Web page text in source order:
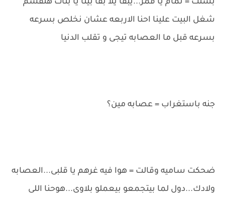
بسنت = تمام يا قمر...يبقا يلا بقا بينا يا بنات هنقسم
شغل البيت علينا احنا الاربعه عشان نخلص بسرعه
بسرعه قبل ما العصابه تيجى و تقلب الدنيا
جنه باستغراب = عصابه مين؟
ضحكت ساميه وقالت = هوا فيه غرهم يا قلبى...العصابه
ولادك...دول لما بيتجمعو بيعملو بلاوى...هوحنا اللى